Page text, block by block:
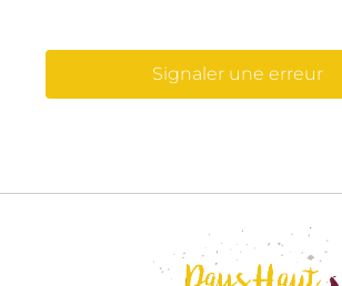
Signaler une erreur